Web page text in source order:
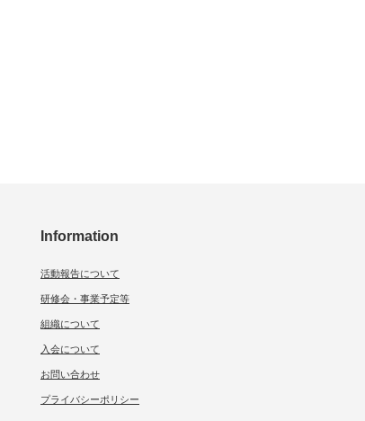
Information
活動報告について
研修会・事業予定等
組織について
入会について
お問い合わせ
プライバシーポリシー